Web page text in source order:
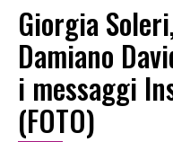
Giorgia
Damiano
i messaggi
(FOTO)